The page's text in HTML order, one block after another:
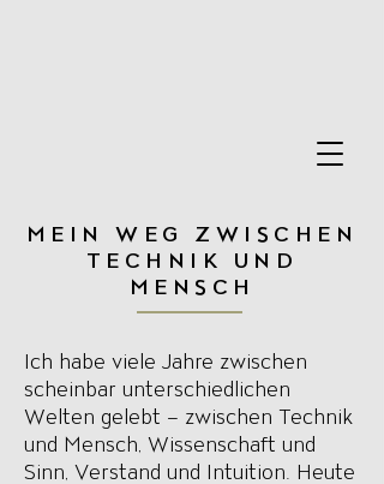
MEIN WEG ZWISCHEN
TECHNIK UND
MENSCH
Ich habe viele Jahre zwischen
scheinbar unterschiedlichen
Welten gelebt – zwischen Technik
und Mensch, Wissenschaft und
Sinn, Verstand und Intuition. Heute